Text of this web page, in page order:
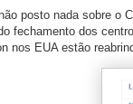
posto nada sobre o
fechamento dos
nos EUA estão